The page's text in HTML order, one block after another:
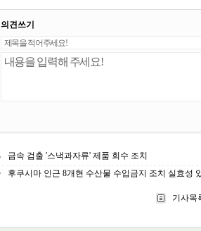
의견쓰기
금속 검출 '스낵과자류' 제품 회수 조치
후쿠시마 인근 8개현 수산물 수입금지 조치 실효성
기사목